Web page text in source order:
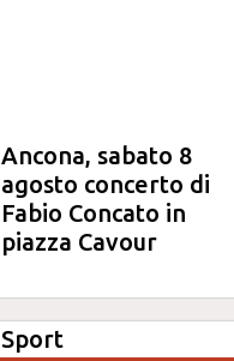
Ancona, sabato 8
agosto concerto di
Fabio Concato in
piazza Cavour
Sport